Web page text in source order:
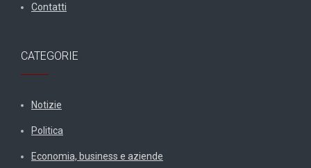
Contatti
CATEGORIE
Notizie
Politica
Economia, business e aziende